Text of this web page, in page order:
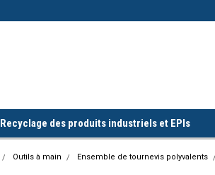
Recyclage des produits industriels et EPIs
Outils à main Ensemble de tournevis polyvalents